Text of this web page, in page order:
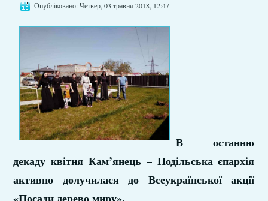
Опубліковано: Четвер, 03 травня 2018, 12:47
В останню
декаду квітня Кам’янець – Подільська єпархія
активно долучилася до Всеукраїнської акції
«Посади дерево миру».